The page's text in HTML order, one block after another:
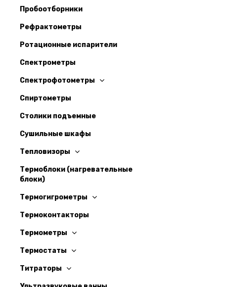
Пробоотборники
Рефрактометры
Ротационные испарители
Спектрометры
Спектрофотометры
Спиртометры
Столики подъемные
Сушильные шкафы
Тепловизоры
Термоблоки (нагревательные
блоки)
Термогигрометры
Термоконтакторы
Термометры
Термостаты
Титраторы